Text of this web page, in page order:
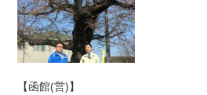
【函館(営)】